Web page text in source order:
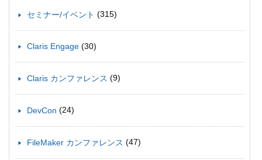
セミナー/イベント (315)
Claris Engage (30)
Claris カンファレンス (9)
DevCon (24)
FileMaker カンファレンス (47)